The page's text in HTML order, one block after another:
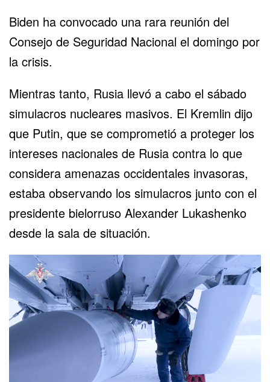
Biden ha convocado una rara reunión del
Consejo de Seguridad Nacional el domingo por
la crisis.
Mientras tanto, Rusia llevó a cabo el sábado
simulacros nucleares masivos. El Kremlin dijo
que Putin, que se comprometió a proteger los
intereses nacionales de Rusia contra lo que
considera amenazas occidentales invasoras,
estaba observando los simulacros junto con el
presidente bielorruso Alexander Lukashenko
desde la sala de situación.